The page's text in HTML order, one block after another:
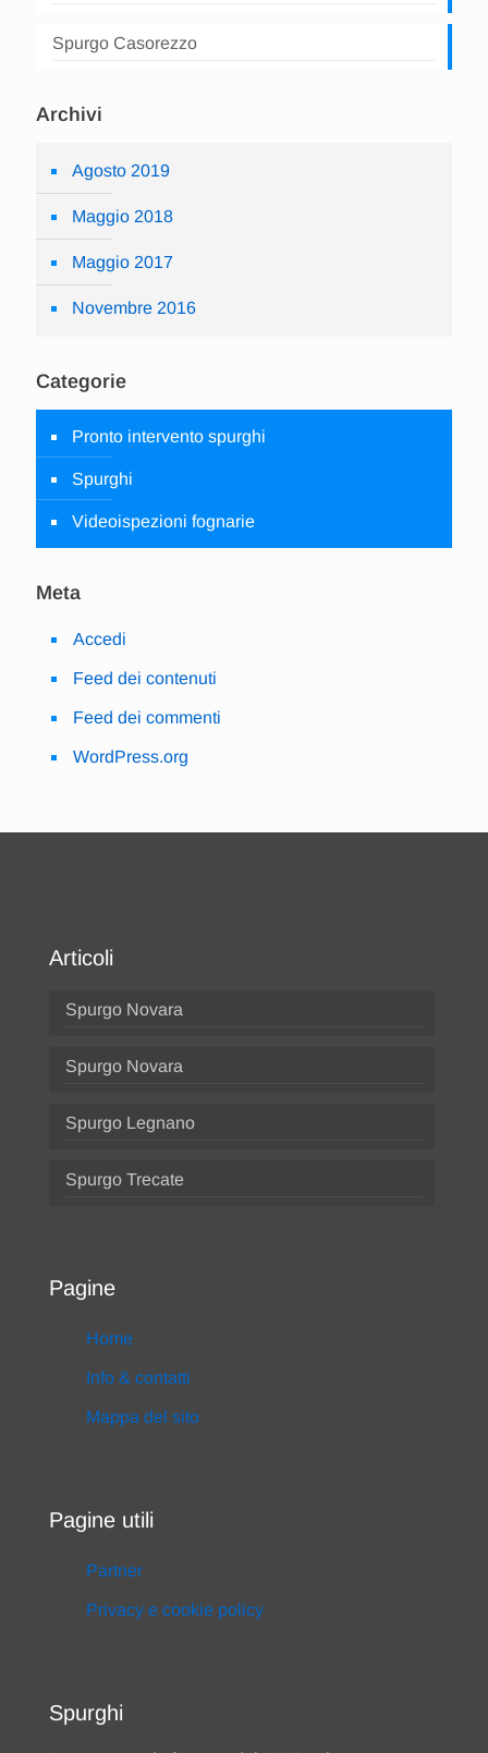
Spurgo Casorezzo
Archivi
Agosto 2019
Maggio 2018
Maggio 2017
Novembre 2016
Categorie
Pronto intervento spurghi
Spurghi
Videoispezioni fognarie
Meta
Accedi
Feed dei contenuti
Feed dei commenti
WordPress.org
Articoli
Spurgo Novara
Spurgo Novara
Spurgo Legnano
Spurgo Trecate
Pagine
Home
Info & contatti
Mappa del sito
Pagine utili
Partner
Privacy e cookie policy
Spurghi